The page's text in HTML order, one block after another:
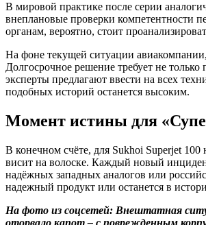
В мировой практике после серии
внеплановые проверки компетентности
органам, вероятно, стоит
На фоне текущей ситуации
Долгосрочное решение требует не
эксперты предлагают ввести на всех
подобных историй останется высоким.
Момент истины для
В конечном счёте, для Sukhoi Superjet 100
висит на волоске. Каждый новый
надёжных западных аналогов или
надежный продукт или останется в
На фото из соцсетей: Внештатная
оторвало капот – с поврежденным